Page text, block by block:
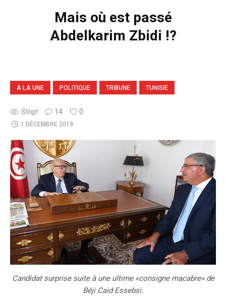
Mais où est passé
Abdelkarim Zbidi !?
A LA UNE POLITIQUE TRIBUNE TUNISIE
Stop! 14 0
1 DÉCEMBRE 2019
Candidat surprise suite à une ultime «consigne macabre» de
Béji Caid Essebsi.